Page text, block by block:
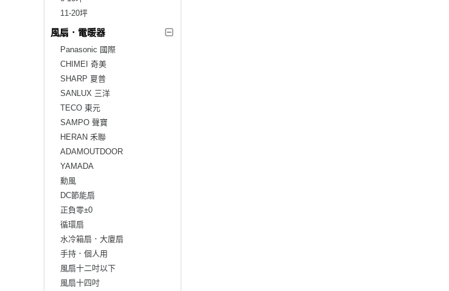
11-20坪
風扇．電暖器
Panasonic 國際
CHIMEI 奇美
SHARP 夏普
SANLUX 三洋
TECO 東元
SAMPO 聲寶
HERAN 禾聯
ADAMOUTDOOR
YAMADA
勳風
DC節能扇
正負零±0
循環扇
水冷箱扇．大廈扇
手持．個人用
風扇十二吋以下
風扇十四吋